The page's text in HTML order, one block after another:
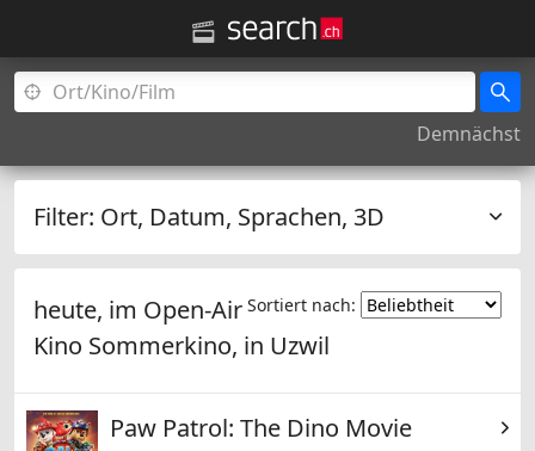
Demnächst
Filter: Ort, Datum, Sprachen, 3D
Sortiert nach:
heute, im Open-Air
Kino Sommerkino, in Uzwil
Paw Patrol: The Dino Movie